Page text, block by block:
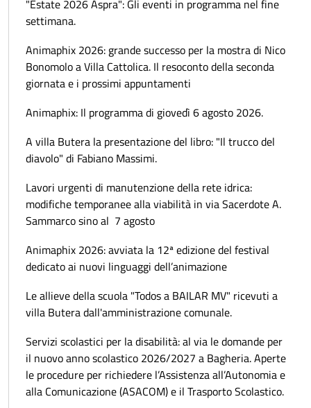
"Estate 2026 Aspra": Gli eventi in programma nel fine
settimana.
Animaphix 2026: grande successo per la mostra di Nico
Bonomolo a Villa Cattolica. Il resoconto della seconda
giornata e i prossimi appuntamenti
Animaphix: Il programma di giovedì 6 agosto 2026.
A villa Butera la presentazione del libro: "Il trucco del
diavolo" di Fabiano Massimi.
Lavori urgenti di manutenzione della rete idrica:
modifiche temporanee alla viabilità in via Sacerdote A.
Sammarco sino al 7 agosto
Animaphix 2026: avviata la 12ª edizione del festival
dedicato ai nuovi linguaggi dell’animazione
Le allieve della scuola "Todos a BAILAR MV" ricevuti a
villa Butera dall'amministrazione comunale.
Servizi scolastici per la disabilità: al via le domande per
il nuovo anno scolastico 2026/2027 a Bagheria. Aperte
le procedure per richiedere l’Assistenza all’Autonomia e
alla Comunicazione (ASACOM) e il Trasporto Scolastico.